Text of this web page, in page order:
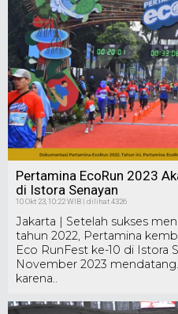
Pertamina EcoRun 2023
di Istora Senayan
10 Okt 23, 10:22 WIB | dilihat 4326
Jakarta | Setelah sukses
tahun 2022, Pertamina
Eco RunFest ke-10 di Istora
November 2023
karena..